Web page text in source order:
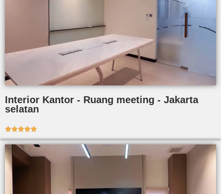
Interior Kantor - Ruang meeting - Jakarta
selatan
